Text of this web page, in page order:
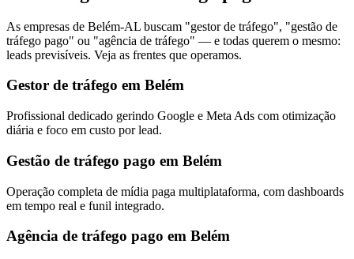
As empresas de Belém-AL buscam "gestor de tráfego", "gestão de
tráfego pago" ou "agência de tráfego" — e todas querem o mesmo:
leads previsíveis. Veja as frentes que operamos.
Gestor de tráfego em Belém
Profissional dedicado gerindo Google e Meta Ads com otimização
diária e foco em custo por lead.
Gestão de tráfego pago em Belém
Operação completa de mídia paga multiplataforma, com dashboards
em tempo real e funil integrado.
Agência de tráfego pago em Belém